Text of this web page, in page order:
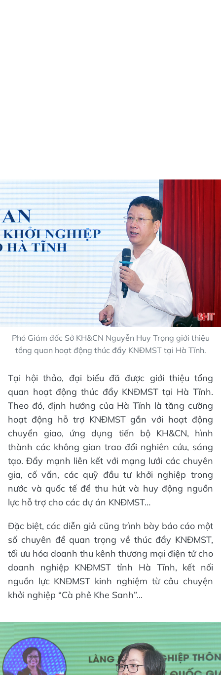
Phó Giám đốc Sở KH&CN Nguyễn Huy Trọng giới thiệu
tổng quan hoạt động thúc đẩy KNĐMST tại Hà Tĩnh.
Tại hội thảo, đại biểu đã được giới thiệu tổng
quan hoạt động thúc đẩy KNĐMST tại Hà Tĩnh.
Theo đó, định hướng của Hà Tĩnh là tăng cường
hoạt động hỗ trợ KNĐMST gắn với hoạt động
chuyển giao, ứng dụng tiến bộ KH&CN, hình
thành các không gian trao đổi nghiên cứu, sáng
tạo. Đẩy mạnh liên kết với mạng lưới các chuyên
gia, cố vấn, các quỹ đầu tư khởi nghiệp trong
nước và quốc tế để thu hút và huy động nguồn
lực hỗ trợ cho các dự án KNĐMST…
Đặc biệt, các diễn giả cũng trình bày báo cáo một
số chuyên đề quan trọng về thúc đẩy KNĐMST,
tối ưu hóa doanh thu kênh thương mại điện tử cho
doanh nghiệp KNĐMST tỉnh Hà Tĩnh, kết nối
nguồn lực KNĐMST kinh nghiệm từ câu chuyện
khởi nghiệp “Cà phê Khe Sanh”...